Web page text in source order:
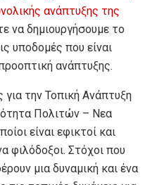
ανάπτυξης της
να δημιουργήσουμε το
υποδομές που είναι
ανάπτυξης.
για την Τοπική Ανάπτυξη
Πολιτών – Νεα
είναι εφικτοί και
φιλόδοξοι. Στόχοι που
μια δυναμική και ένα